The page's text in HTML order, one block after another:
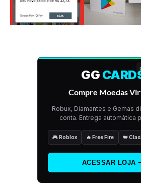
GG
Compre Moedas
Robux, Diamantes e Gemas
conta. Entrega automática
🎮 Roblox 🔥 Free Fire 👑
ACESSAR LOJA